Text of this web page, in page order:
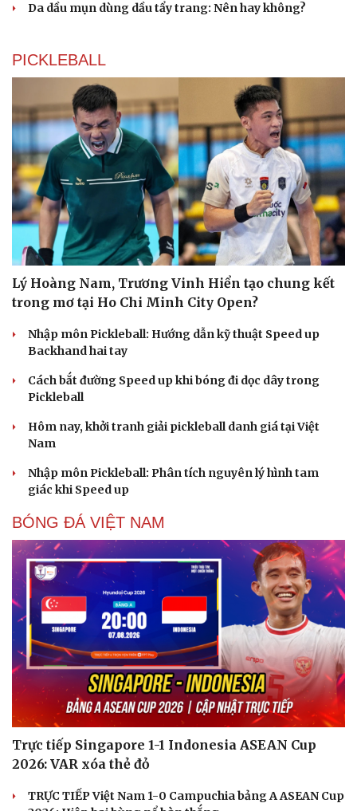
Du lịch
Tư vấn
Săn Tour
Podcast
Câu chuyện thời sự
Đọc truyện đêm khuya
Kể chuyện cho bé
Da dầu mụn dùng dầu tẩy trang: Nên hay không?
PICKLEBALL
Lý Hoàng Nam, Trương Vinh Hiển tạo chung kết
trong mơ tại Ho Chi Minh City Open?
Nhập môn Pickleball: Hướng dẫn kỹ thuật Speed up
Backhand hai tay
Cách bắt đường Speed up khi bóng đi dọc dây trong
Pickleball
Hôm nay, khởi tranh giải pickleball danh giá tại Việt
Nam
Nhập môn Pickleball: Phân tích nguyên lý hình tam
giác khi Speed up
BÓNG ĐÁ VIỆT NAM
Trực tiếp Singapore 1-1 Indonesia ASEAN Cup
2026: VAR xóa thẻ đỏ
TRỰC TIẾP Việt Nam 1-0 Campuchia bảng A ASEAN Cup